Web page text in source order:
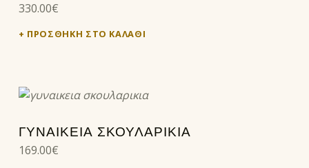
330.00€
ΠΡΟΣΘΉΚΗ ΣΤΟ ΚΑΛΆΘΙ
ΓΥΝΑΙΚΕΙΑ ΣΚΟΥΛΑΡΙΚΙΑ
169.00€